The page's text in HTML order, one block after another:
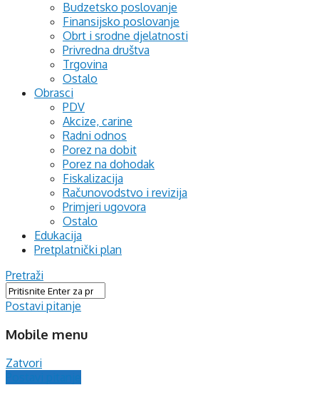
Budzetsko poslovanje
Finansijsko poslovanje
Obrt i srodne djelatnosti
Privredna društva
Trgovina
Ostalo
Obrasci
PDV
Akcize, carine
Radni odnos
Porez na dobit
Porez na dohodak
Fiskalizacija
Računovodstvo i revizija
Primjeri ugovora
Ostalo
Edukacija
Pretplatnički plan
Pretraži
Postavi pitanje
Mobile menu
Zatvori